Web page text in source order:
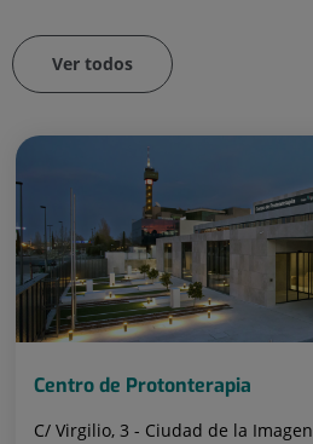
Ver todos
Centro de Protonterapia
C/ Virgilio, 3 - Ciudad de la Imagen